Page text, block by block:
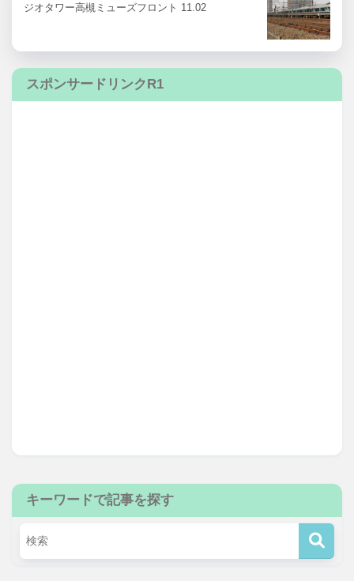
ジオタワー高槻ミューズフロント 11.02
スポンサードリンクR1
キーワードで記事を探す